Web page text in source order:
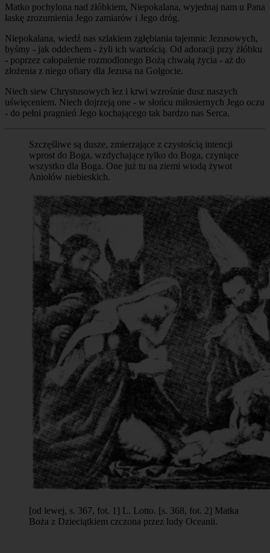
Matko pochylona nad żłóbkiem, Niepokalana, wyjednaj nam u Pana
łaskę zrozumienia Jego zamiarów i Jego dróg.
Niepokalana, wiedź nas szlakiem zgłębiania tajemnic Jezusowych,
byśmy - jak oddechem - żyli ich wartością. Od adoracji przy żłóbku
- poprzez całopalenie rozmodlonego Bożą chwałą życia - aż do
złożenia z niego ofiary dla Jezusa na Golgocie.
Niech siew Chrystusowych łez i krwi wzrośnie dusz naszych
uświęceniem. Niech dojrzeją one - w słońcu miłosiernych Jego oczu
- do pełni pragnień Jego kochającego tak bardzo nas Serca.
Szczęśliwe są dusze, zmierzające z czystością intencji
wprost do Boga, wzdychające tylko do Boga, czyniące
wszystko dla Boga. One już tu na ziemi wiodą żywot
Aniołów niebieskich.
[od lewej, s. 367, fot. 1] L. Lotto. [s. 368, fot. 2] Matka
Boża z Dzieciątkiem czczona przez ludy Oceanii.